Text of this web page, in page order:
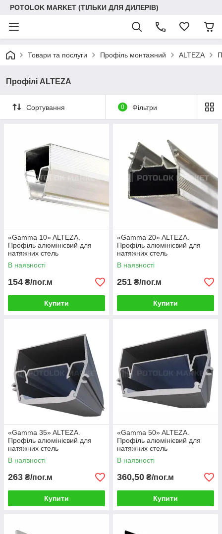
POTOLOK MARKET (ТІЛЬКИ ДЛЯ ДИЛЕРІВ)
Товари та послуги Профіль монтажний ALTEZA
Профілі ALTEZA
Сортування 0 Фільтри
«Gamma 10» ALTEZA.
Профіль алюмінієвий для
натяжних стель
В наявності
154 ₴/пог.м
Купити
«Gamma 20» ALTEZA.
Профіль алюмінієвий для
натяжних стель
В наявності
251 ₴/пог.м
Купити
«Gamma 35» ALTEZA.
Профіль алюмінієвий для
натяжних стель
В наявності
263 ₴/пог.м
Купити
«Gamma 50» ALTEZA.
Профіль алюмінієвий для
натяжних стель
В наявності
360,50 ₴/пог.м
Купити